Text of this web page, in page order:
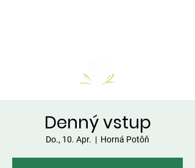
Denný vstup
Do., 10. Apr.
  |
Horná Potôň